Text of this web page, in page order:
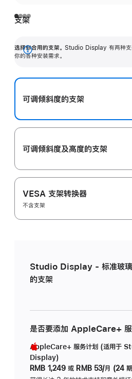
支架
选择你合用的支架。 Studio Display 有两种支
你的各种安装需求。
展
可调倾斜度的支架
可调倾斜度及高‍度的支‍架
VESA 支架转换器
不含支架
Studio Display - 标准玻璃
的支架
是否要添加 AppleCare+ 服
AppleCare+ 服务计划 (适用于
Display)
RMB 1,249 或 RMB 53/月 (24